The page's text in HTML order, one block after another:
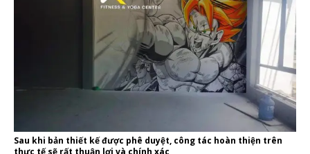
Sau khi bản thiết kế được phê duyệt, công tác hoàn thiện trên
thực tế sẽ rất thuận lợi và chính xác